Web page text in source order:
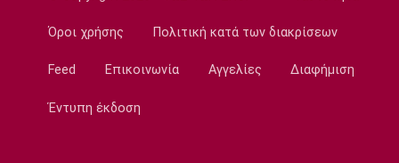
Όροι χρήσης Πολιτική κατά των διακρίσεων
Feed Επικοινωνία Αγγελίες Διαφήμιση
Έντυπη έκδοση